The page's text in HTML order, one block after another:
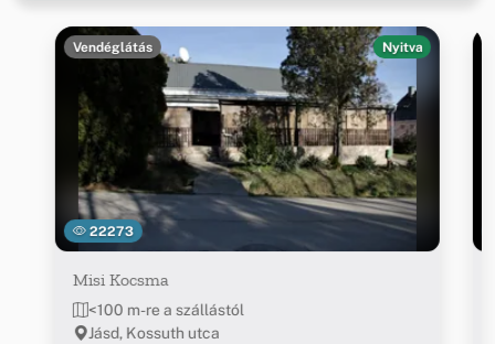
22273
Vendéglátás Nyitva
Misi Kocsma
<100 m-re a szállástól
Jásd, Kossuth utca